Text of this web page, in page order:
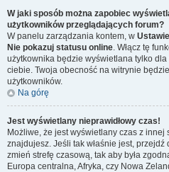
W jaki sposób można zapobiec
użytkowników przeglądających forum?
W panelu zarządzania kontem, w
Nie pokazuj statusu online. Włącz tę
użytkownika będzie wyświetlana tylko
ciebie. Twoja obecność na witrynie
użytkowników.
Na górę
Jest wyświetlany nieprawidłowy czas!
Możliwe, że jest wyświetlany czas z innej
znajdujesz. Jeśli tak właśnie jest,
zmień strefę czasową, tak aby była
Europa centralna, Afryka, czy Nowa